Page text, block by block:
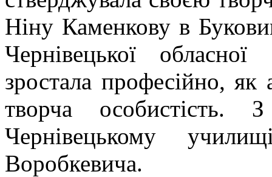
Ніну Каменкову в
Чернівецької
зростала професійно, як
творча
Чернівецькому
Воробкевича.